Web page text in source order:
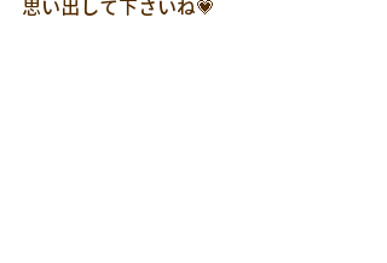
思い出して下さいね💗